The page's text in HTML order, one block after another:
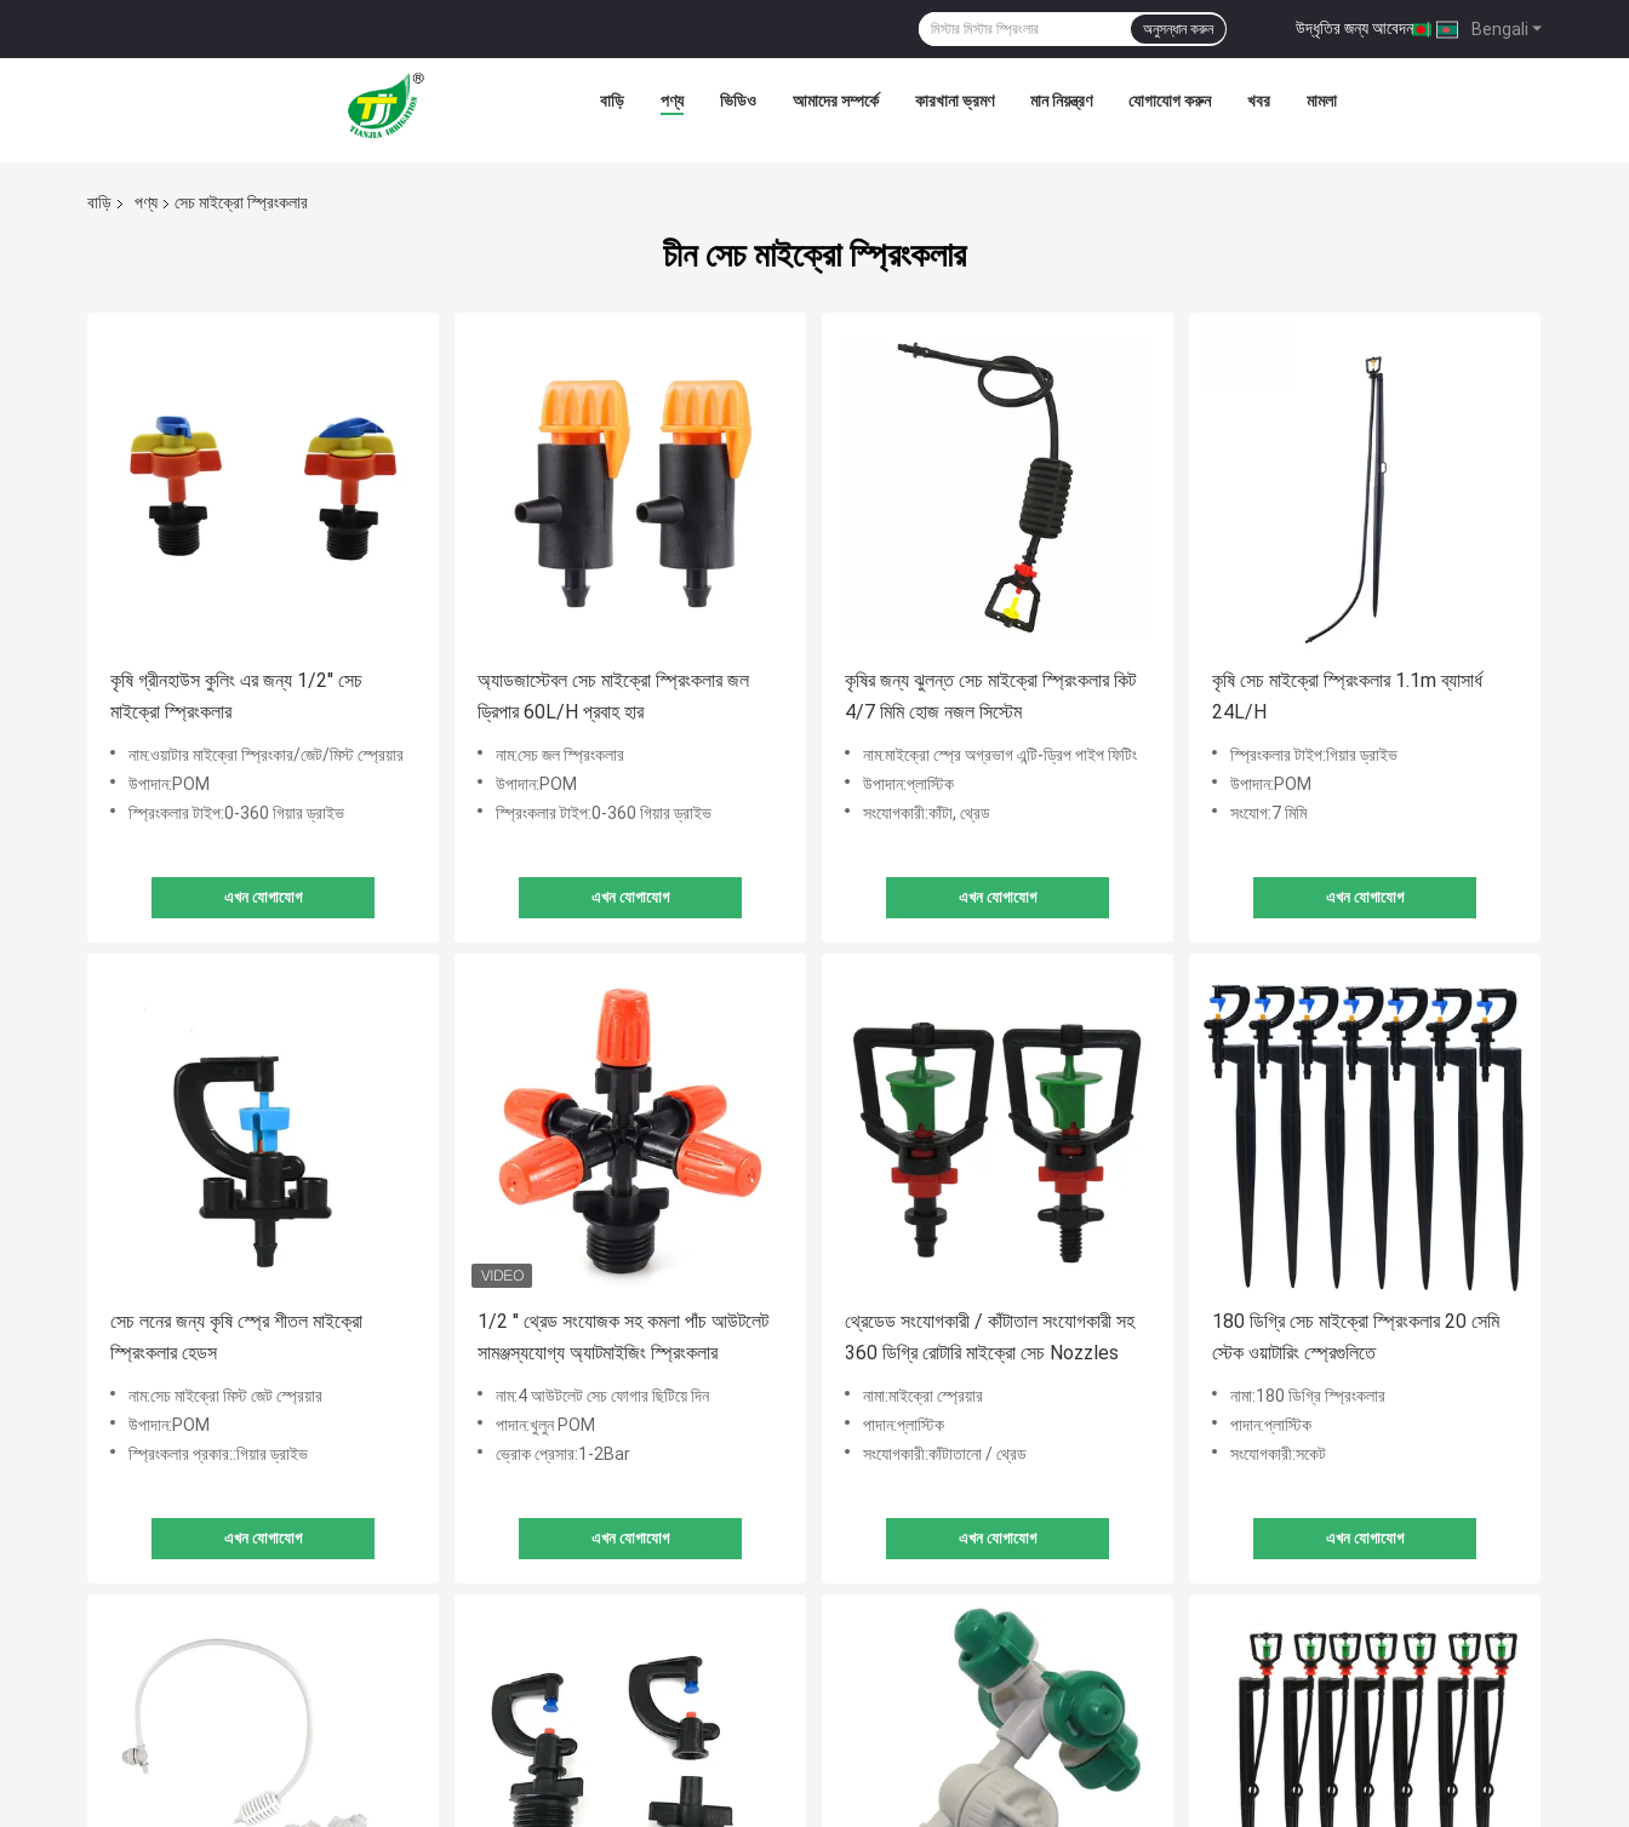
Bengali
উদ্ধৃতির জন্য আবেদন |
অনুসন্ধান করুন
বাড়ি পণ্য ভিডিও আমাদের সম্পর্কে কারখানা ভ্রমণ মান নিয়ন্ত্রণ যোগাযোগ করুন খবর মামলা
বাড়ি পণ্য সেচ মাইক্রো স্প্রিংকলার
চীন সেচ মাইক্রো স্প্রিংকলার
কৃষি গ্রীনহাউস কুলিং এর জন্য 1/2'' সেচ
মাইক্রো স্প্রিংকলার
নাম:ওয়াটার মাইক্রো স্প্রিংকার/জেট/মিস্ট স্প্রেয়ার
উপাদান:POM
স্প্রিংকলার টাইপ:0-360 গিয়ার ড্রাইভ
এখন যোগাযোগ
অ্যাডজাস্টেবল সেচ মাইক্রো স্প্রিংকলার জল
ড্রিপার 60L/H প্রবাহ হার
নাম:সেচ জল স্প্রিংকলার
উপাদান:POM
স্প্রিংকলার টাইপ:0-360 গিয়ার ড্রাইভ
এখন যোগাযোগ
কৃষির জন্য ঝুলন্ত সেচ মাইক্রো স্প্রিংকলার কিট
4/7 মিমি হোজ নজল সিস্টেম
নাম:মাইক্রো স্প্রে অগ্রভাগ এন্টি-ড্রিপ পাইপ ফিটিং
উপাদান:প্লাস্টিক
সংযোগকারী:কাঁটা, থ্রেড
এখন যোগাযোগ
কৃষি সেচ মাইক্রো স্প্রিংকলার 1.1m ব্যাসার্ধ
24L/H
স্প্রিংকলার টাইপ:গিয়ার ড্রাইভ
উপাদান:POM
সংযোগ:7 মিমি
এখন যোগাযোগ
সেচ লনের জন্য কৃষি স্প্রে শীতল মাইক্রো
স্প্রিংকলার হেডস
নাম:সেচ মাইক্রো মিস্ট জেট স্প্রেয়ার
উপাদান:POM
স্প্রিংকলার প্রকার::গিয়ার ড্রাইভ
এখন যোগাযোগ
1/2 '' থ্রেড সংযোজক সহ কমলা পাঁচ আউটলেট
সামঞ্জস্যযোগ্য অ্যাটমাইজিং স্প্রিংকলার
নাম:4 আউটলেট সেচ ফোগার ছিটিয়ে দিন
পাদান:খুলুন POM
ভ্রোক প্রেসার:1-2Bar
এখন যোগাযোগ
থ্রেডেড সংযোগকারী / কাঁটাতাল সংযোগকারী সহ
360 ডিগ্রি রোটারি মাইক্রো সেচ Nozzles
নামা:মাইক্রো স্প্রেয়ার
পাদান:প্লাস্টিক
সংযোগকারী:কাঁটাতানো / থ্রেড
এখন যোগাযোগ
180 ডিগ্রি সেচ মাইক্রো স্প্রিংকলার 20 সেমি
স্টেক ওয়াটারিং স্প্রেগুলিতে
নামা:180 ডিগ্রি স্প্রিংকলার
পাদান:প্লাস্টিক
সংযোগকারী:সকেট
এখন যোগাযোগ